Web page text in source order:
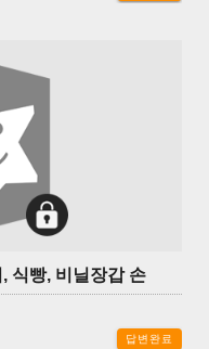
식빵, 비닐장갑 손
답변완료